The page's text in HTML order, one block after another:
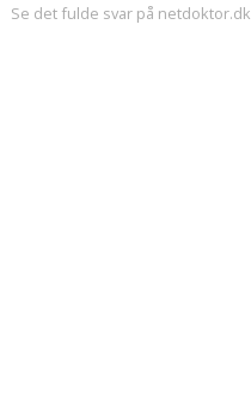
Se det fulde svar på netdoktor.dk